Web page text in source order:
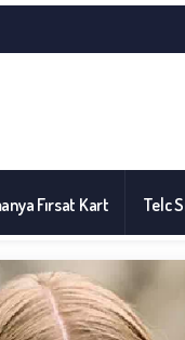
Fırsat Kart Telc